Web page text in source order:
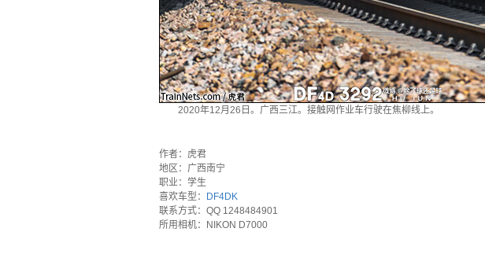
2020年12月26日。广西三江。接触网作业车行驶在焦柳线上。
作者：虎君
地区：广西南宁
职业：学生
喜欢车型：
DF4DK
联系方式：QQ 1248484901
所用相机：NIKON D7000